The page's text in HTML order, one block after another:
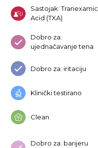
Sastojak: Tranexamic
Acid (TXA)
Dobro za:
ujednačavanje tena
Dobro za: iritaciju
Klinički testirano
Clean
Dobro za: barijeru